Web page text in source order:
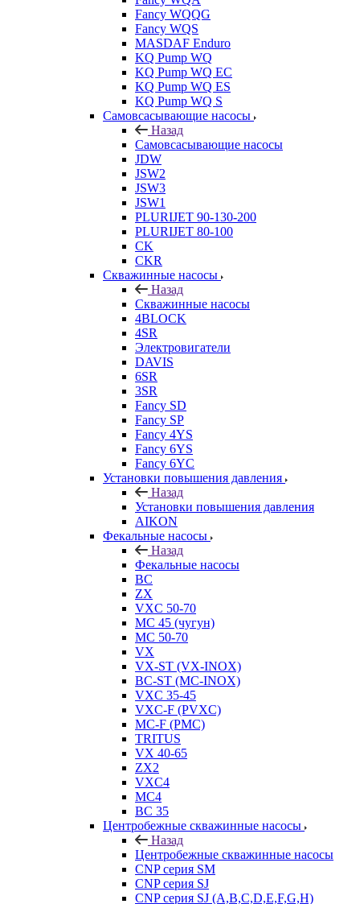
Fancy WQQG
Fancy WQS
MASDAF Enduro
KQ Pump WQ
KQ Pump WQ EC
KQ Pump WQ ES
KQ Pump WQ S
Самовсасывающие насосы
Назад
Самовсасывающие насосы
JDW
JSW2
JSW3
JSW1
PLURIJET 90-130-200
PLURIJET 80-100
CK
CKR
Скважинные насосы
Назад
Скважинные насосы
4BLOCK
4SR
Электровигатели
DAVIS
6SR
3SR
Fancy SD
Fancy SP
Fancy 4YS
Fancy 6YS
Fancy 6YC
Установки повышения давления
Назад
Установки повышения давления
AIKON
Фекальные насосы
Назад
Фекальные насосы
BC
ZX
VXC 50-70
MC 45 (чугун)
MC 50-70
VX
VX-ST (VX-INOX)
BC-ST (MC-INOX)
VXC 35-45
VXC-F (PVXC)
MC-F (PMC)
TRITUS
VX 40-65
ZX2
VXC4
MC4
BC 35
Центробежные скважинные насосы
Назад
Центробежные скважинные насосы
CNP серия SM
CNP серия SJ
CNP серия SJ (A,B,C,D,E,F,G,H)